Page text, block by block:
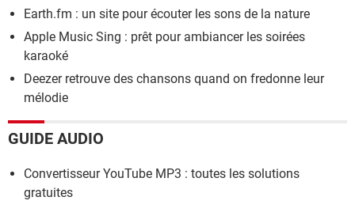
Earth.fm : un site pour écouter les sons de la nature
Apple Music Sing : prêt pour ambiancer les soirées
karaoké
Deezer retrouve des chansons quand on fredonne leur
mélodie
GUIDE AUDIO
Convertisseur YouTube MP3 : toutes les solutions
gratuites